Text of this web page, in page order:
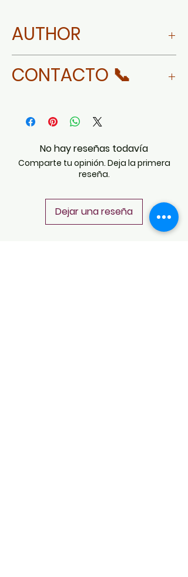
AUTHOR
CONTACTO 📞
No hay reseñas todavía
Comparte tu opinión. Deja la primera
reseña.
Dejar una reseña